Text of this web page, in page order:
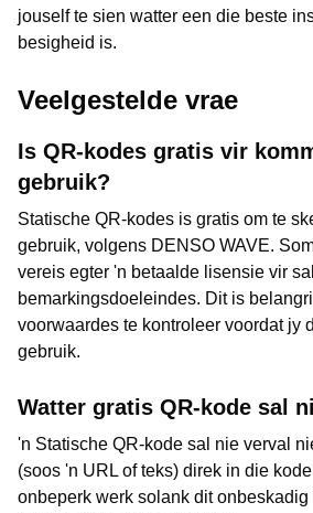
jouself te sien watter een die beste
besigheid is.
Veelgestelde vrae
Is QR-kodes gratis vir
gebruik?
Statische QR-kodes is gratis om te
gebruik, volgens DENSO WAVE.
vereis egter 'n betaalde lisensie vir
bemarkingsdoeleindes. Dit is
voorwaardes te kontroleer voordat jy
gebruik.
Watter gratis QR-kode sal
'n Statische QR-kode sal nie verval
(soos 'n URL of teks) direk in die
onbeperk werk solank dit